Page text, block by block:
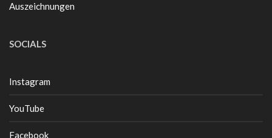
Auszeichnungen
SOCIALS
Instagram
YouTube
Facebook